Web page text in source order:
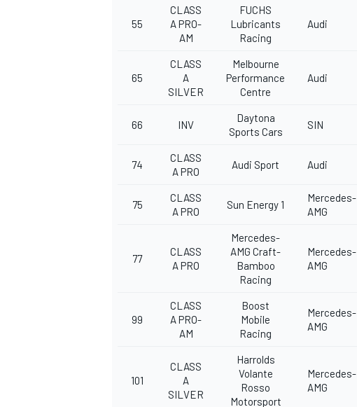
55
CLASS
A PRO-
AM
FUCHS
Lubricants
Racing
Audi
65
CLASS
A
SILVER
Melbourne
Performance
Centre
Audi
66 INV
Daytona
Sports Cars
SIN
74
CLASS
A PRO
Audi Sport Audi
75
CLASS
A PRO
Sun Energy 1
Mercedes-
AMG
77
CLASS
A PRO
Mercedes-
AMG Craft-
Bamboo
Racing
Mercedes-
AMG
99
CLASS
A PRO-
AM
Boost
Mobile
Racing
Mercedes-
AMG
101
CLASS
A
SILVER
Harrolds
Volante
Rosso
Motorsport
Mercedes-
AMG